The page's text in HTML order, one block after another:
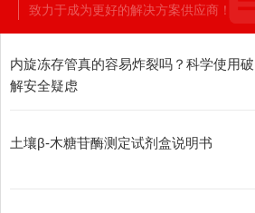
致力于成为更好的解决方案供应商！
内旋冻存管真的容易炸裂吗？科学使用破
解安全疑虑
土壤β-木糖苷酶测定试剂盒说明书